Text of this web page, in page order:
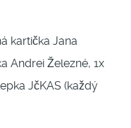
kartička Jana
Andrei Železné, 1x
JčKAS (každý